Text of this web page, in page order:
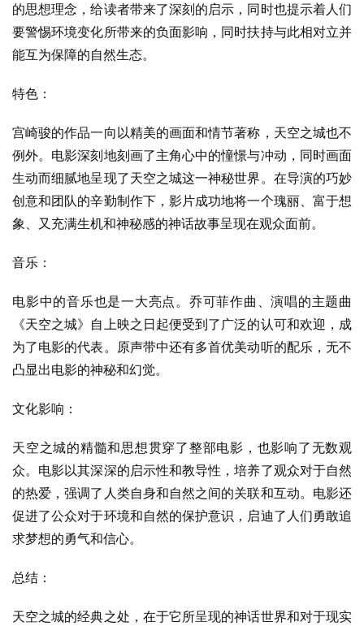
的思想理念，给读者带来了深刻的启示，同时也提示着人们
要警惕环境变化所带来的负面影响，同时扶持与此相对立并
能互为保障的自然生态。
特色：
宫崎骏的作品一向以精美的画面和情节著称，天空之城也不
例外。电影深刻地刻画了主角心中的憧憬与冲动，同时画面
生动而细腻地呈现了天空之城这一神秘世界。在导演的巧妙
创意和团队的辛勤制作下，影片成功地将一个瑰丽、富于想
象、又充满生机和神秘感的神话故事呈现在观众面前。
音乐：
电影中的音乐也是一大亮点。乔可菲作曲、演唱的主题曲
《天空之城》自上映之日起便受到了广泛的认可和欢迎，成
为了电影的代表。原声带中还有多首优美动听的配乐，无不
凸显出电影的神秘和幻觉。
文化影响：
天空之城的精髓和思想贯穿了整部电影，也影响了无数观
众。电影以其深深的启示性和教导性，培养了观众对于自然
的热爱，强调了人类自身和自然之间的关联和互动。电影还
促进了公众对于环境和自然的保护意识，启迪了人们勇敢追
求梦想的勇气和信心。
总结：
天空之城的经典之处，在于它所呈现的神话世界和对于现实